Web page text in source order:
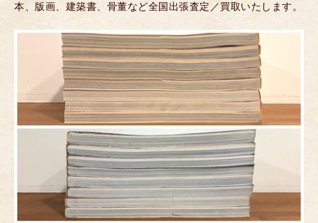
本、版画、建築書、骨董など全国出張査定／買取いたします。